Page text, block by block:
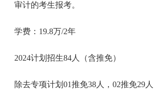
审计的考生报考。
学费：19.8万/2年
2024计划招生84人（含推免）
除去专项计划01推免38人，02推免29人